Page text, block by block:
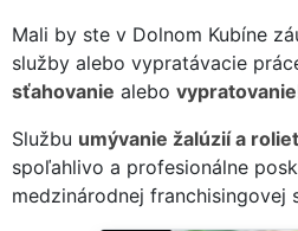
Mali by ste v Dolnom Kubíne
služby alebo vypratávacie
sťahovanie alebo vypratovanie
Službu umývanie žalúzií a
spoľahlivo a profesionálne
medzinárodnej franchisingovej